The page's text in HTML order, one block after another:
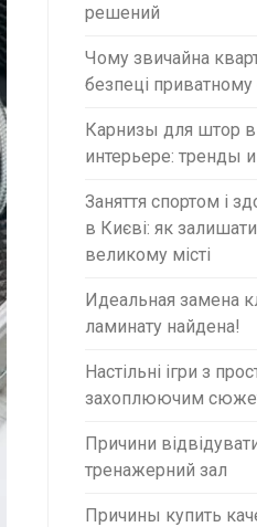
решений
Чому звичайна
безпеці приватному
Карнизы для штор
интерьере: тренды
Заняття спортом і
в Києві: як
великому місті
Идеальная замена
ламинату найдена!
Настільні ігри з
захоплюючим
Причини
тренажерний зал
Причины купить